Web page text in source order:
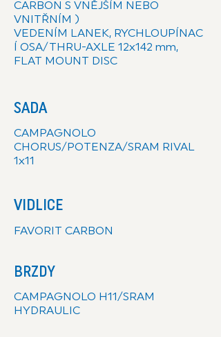
SADA
CARBON S VNĚJŠÍM NEBO
VNITŘNÍM )
VEDENÍM LANEK, RYCHLOUPÍNAC
Í OSA/THRU-AXLE 12x142 mm,
FLAT MOUNT DISC
BRZDY
CAMPAGNOLO H11/SRAM
HYDRAULIC
VIDLICE
FAVORIT CARBON
CAMPAGNOLO
CHORUS/POTENZA/SRAM RIVAL
1x11